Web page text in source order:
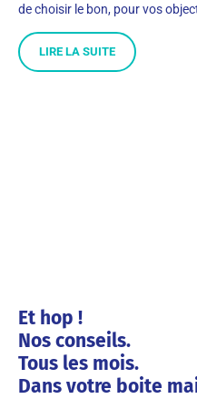
de choisir le bon, pour vos
LIRE LA SUITE
Et hop !
Nos conseils.
Tous les mois.
Dans votre boite